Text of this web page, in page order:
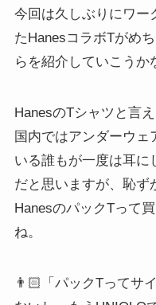
今回は久しぶりにワー
たHanesコラボTがめ
らを紹介していこうか
HanesのTシャツと言
国内ではアンダーウェ
いる誰もが一度は耳に
だと思いますが、恥ず
HanesのパックTって
ね。
👨🏻「パックTってサ